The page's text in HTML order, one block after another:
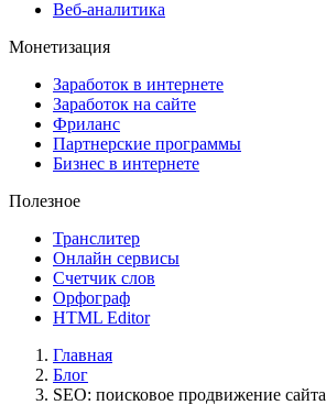
Веб-аналитика
Монетизация
Заработок в интернете
Заработок на сайте
Фриланс
Партнерские программы
Бизнес в интернете
Полезное
Транслитер
Онлайн сервисы
Счетчик слов
Орфограф
HTML Editor
Главная
Блог
SEO: поисковое продвижение сайта